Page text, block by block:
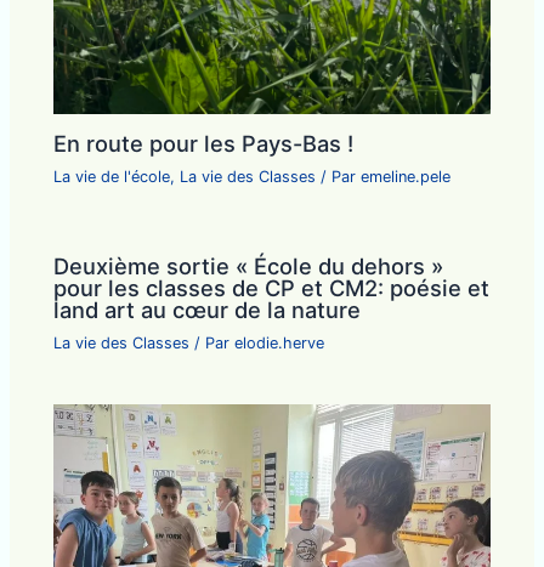
En route pour les Pays-Bas !
La vie de l'école, La vie des Classes / Paremeline.pele
Deuxième sortie « École du dehors »
pour les classes de CP et CM2: poésie et
land art au cœur de la nature
La vie des Classes / Parelodie.herve